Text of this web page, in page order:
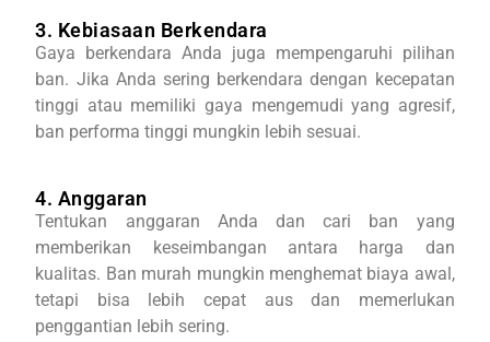
3. Kebiasaan Berkendara
Gaya berkendara Anda juga mempengaruhi pilihan
ban. Jika Anda sering berkendara dengan kecepatan
tinggi atau memiliki gaya mengemudi yang agresif,
ban performa tinggi mungkin lebih sesuai.
4. Anggaran
Tentukan anggaran Anda dan cari ban yang
memberikan keseimbangan antara harga dan
kualitas. Ban murah mungkin menghemat biaya awal,
tetapi bisa lebih cepat aus dan memerlukan
penggantian lebih sering.